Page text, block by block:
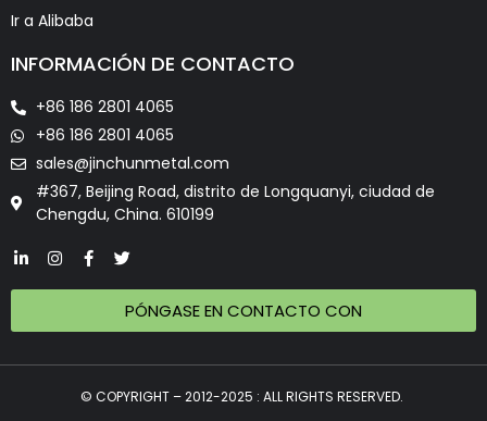
Ir a Alibaba
INFORMACIÓN DE CONTACTO
+86 186 2801 4065
+86 186 2801 4065
sales@jinchunmetal.com
#367, Beijing Road, distrito de Longquanyi, ciudad de
Chengdu, China. 610199
PÓNGASE EN CONTACTO CON
© COPYRIGHT – 2012-2025 : ALL RIGHTS RESERVED.